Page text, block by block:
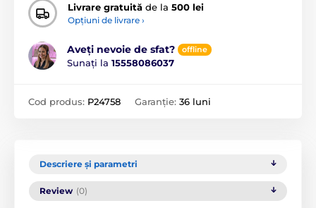
Livrare gratuită de la 500 lei
Opțiuni de livrare ›
Aveți nevoie de sfat? offline
Sunați la 15558086037
Cod produs: P24758 Garanție: 36 luni
Descriere și parametri
Review (0)